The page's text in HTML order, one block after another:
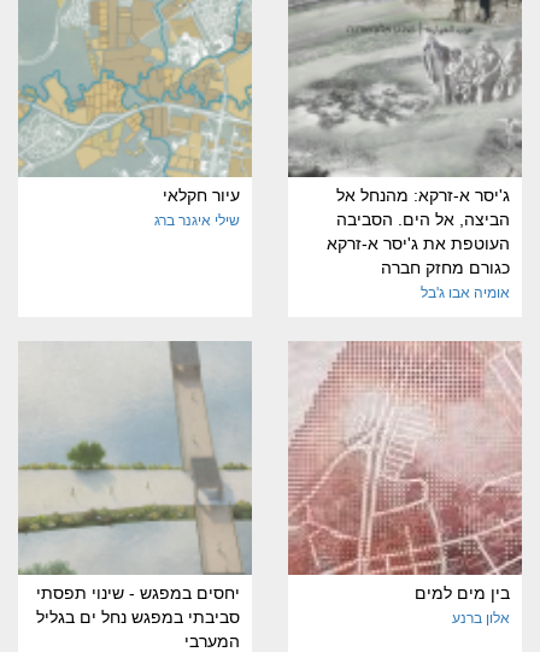
ג'יסר א-זרקא: מהנחל אל
הביצה, אל הים. הסביבה
העוטפת את ג'יסר א-זרקא
כגורם מחזק חברה
אומיה אבו ג'בל
עיור חקלאי
שילי איגנר ברג
בין מים למים
אלון ברנע
יחסים במפגש - שינוי תפסתי
סביבתי במפגש נחל ים בגליל
המערבי